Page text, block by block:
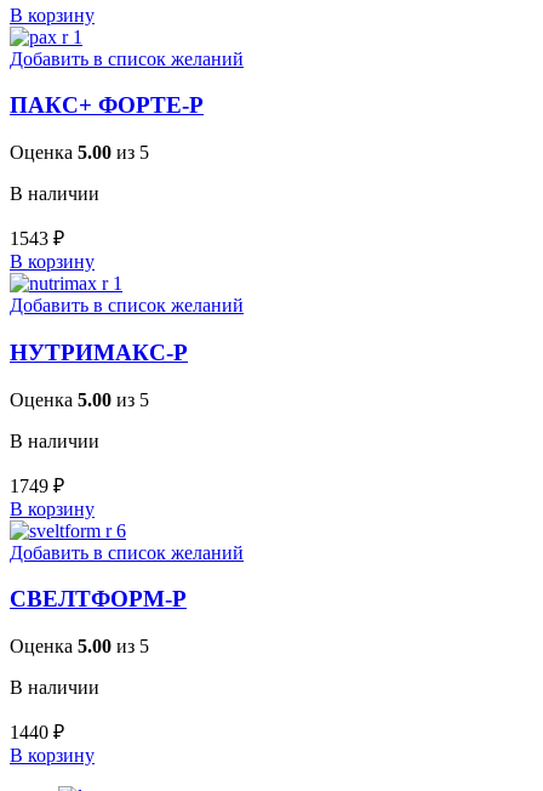
В корзину
Добавить в список желаний
ПАКС+ ФОРТЕ-Р
Оценка 5.00 из 5
В наличии
1543 ₽
В корзину
Добавить в список желаний
НУТРИМАКС-Р
Оценка 5.00 из 5
В наличии
1749 ₽
В корзину
Добавить в список желаний
СВЕЛТФОРМ-Р
Оценка 5.00 из 5
В наличии
1440 ₽
В корзину